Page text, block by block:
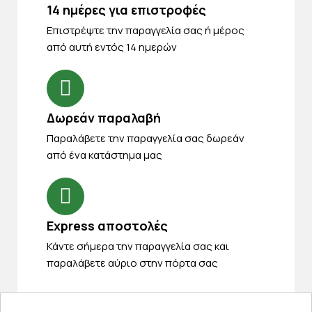
14 ημέρες για επιστροφές
Eπιστρέψτε την παραγγελία σας ή μέρος
από αυτή εντός 14 ημερών
Δωρεάν παραλαβή
Παραλάβετε την παραγγελία σας δωρεάν
από ένα κατάστημα μας
Express αποστολές
Κάντε σήμερα την παραγγελία σας και
παραλάβετε αύριο στην πόρτα σας